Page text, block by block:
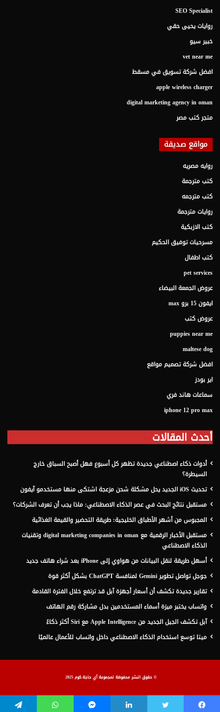
SEO Specialist
روايات يحيى حقي
خبير سيو
vet near me
افضل شركة تسويق في مسقط
apple wireless charger
digital marketing agency in oman
متجر كتب مصر
مواقع صديقة
روايه مصريه
كتب مترجمة
كتب مترجمه
روايات مترجمة
كتب الازبكية
مسرحيات توفيق الحكيم
كتب اطفال
pet services
عروض الجمعة البيضاء
ايفون 15 برو max
عروض كتب
puppies near me
maltese dog
افضل شركة تصميم مواقع
اير بودز
سماعات هاند فري
iphone 12 pro max
أحدث المقالات
أدوات ذكاء اصطناعي جديدة تظهر كل أسبوع فهل أصبح السباق خارج
السيطرة؟
تحديث iOS الجديد يحل مشكلة شحن مزعجة اشتكى منها مستخدمو آيفون
مستقبل نتائج البحث في عصر الذكاء الاصطناعي: ماذا يجب أن تعرف الشركات؟
المجبوس من أشهر الأطباق الخليجية: طريقة التحضير والقيمة الغذائية
مستقبل الأخبار الرقمية مع digital marketing companies in oman وتقنيات
الذكاء الاصطناعي
أسهل طريقة لنقل البيانات من هواوي إلى iPhone بعد شراء هاتف جديد
جوجل تواصل تطوير Gemini لمنافسة ChatGPT بشكل أكثر قوة
تقارير جديدة تكشف أن أسعار أجهزة آبل قد ترتفع خلال الفترة القادمة
واتساب يختبر ميزة أسماء المستخدمين بدل مشاركة رقم الهاتف
آبل تكشف الجيل الجديد من Apple Intelligence مع Siri أكثر ذكاءً
ميتا توسع استخدام الذكاء الاصطناعي داخل واتساب للأعمال عالميًا
© حقوق النشر محفوظة لمجموعة أي حاجة.كوم 2025